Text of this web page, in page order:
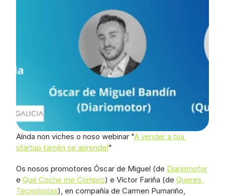
Aínda non viches o noso webinar "A vender a túa
startup tamén se aprende!"
Os nosos promotores Óscar de Miguel (de Diariomotor
e Que Coche me Compro) e Víctor Fariña (de Queres
Tecnoloxías), en compañía de Carmen Pumariño,